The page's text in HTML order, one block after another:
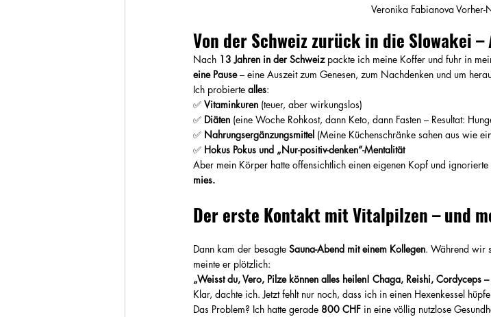
Veronika Fabianova Vorher-
Von der Schweiz zurück in die Slowakei
Nach 13 Jahren in der Schweiz packte ich meine Koffer und fuhr in
eine Pause – eine Auszeit zum Genesen, zum Nachdenken und um
Ich probierte alles:
✅ Vitaminkuren (teuer, aber wirkungslos)
✅ Diäten (eine Woche Rohkost, dann Keto, dann Fasten – Resultat:
✅ Nahrungsergänzungsmittel (Meine Küchenschränke sahen aus wie
✅ Hokus Pokus und „Nur-positiv-denken“-Mentalität
Aber mein Körper hatte offensichtlich einen eigenen Kopf und ignorierte
mies.
Der erste Kontakt mit Vitalpilzen – und
Dann kam der besagte Sauna-Abend mit einem Kollegen. Während wir
meinte er plötzlich:
„Weisst du, Vero, Pilze können alles heilen! Chaga, Reishi, Cordyceps
Klar, dachte ich. Jetzt fehlt nur noch, dass ich in einen Hexenkessel
Das Problem? Ich hatte gerade 800 CHF in eine völlig nutzlose